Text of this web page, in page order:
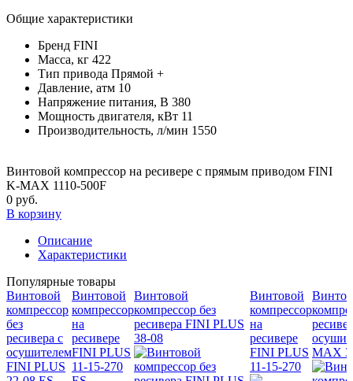
Общие характеристики
Бренд FINI
Масса, кг 422
Тип привода Прямой +
Давление, атм 10
Напряжение питания, В 380
Мощность двигателя, кВт 11
Производительность, л/мин 1550
Винтовой компрессор на ресивере с прямым приводом FINI
K-MAX 1110-500F
0 руб.
В корзину
Описание
Характеристики
Популярные товары
Винтовой
компрессор
без
ресивера с
осушителем
FINI PLUS
Винтовой
компрессор
на
ресивере
FINI PLUS
11-15-270
Винтовой
компрессор без
ресивера FINI PLUS
38-08
Винтовой
компрессор
на
ресивере
FINI PLUS
11-15-270
MAX